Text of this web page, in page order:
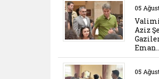
Belgeyi
05
Aziz
Belgeyi
05